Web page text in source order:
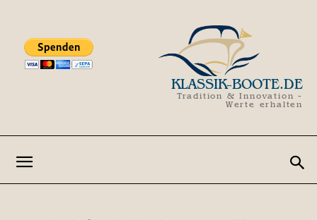
KLASSIK-BOOTE.DE
Tradition & Innovation -
Werte erhalten